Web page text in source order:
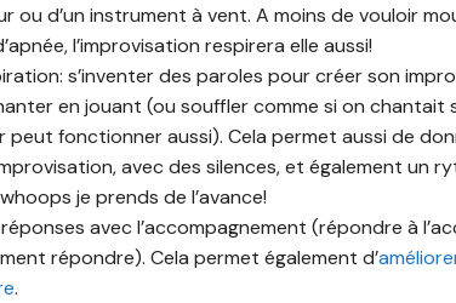
ou d’un instrument à vent. A moins de vouloir
l’improvisation respirera elle aussi!
s’inventer des paroles pour créer son
en jouant (ou souffler comme si on chantait
peut fonctionner aussi). Cela permet aussi de
avec des silences, et également un
je prends de l’avance!
avec l’accompagnement (répondre à
répondre). Cela permet également d’
.